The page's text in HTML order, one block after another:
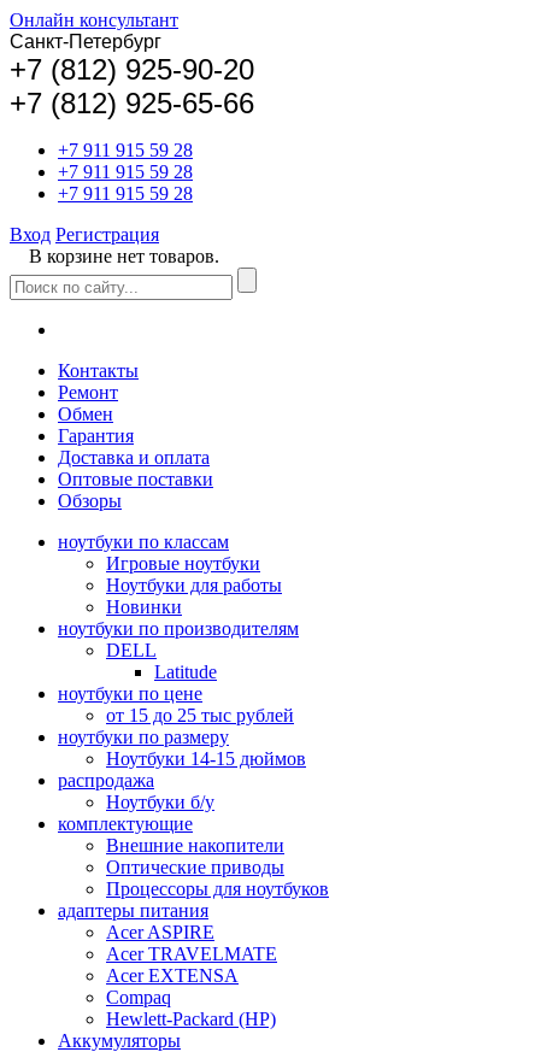
Онлайн консультант
Санкт-Петербург
+7 (812) 925-90-20
+7 (812) 925-65-66
+7 911 915 59 28
+7 911 915 59 28
+7 911 915 59 28
Вход Регистрация
В корзине нет товаров.
Контакты
Ремонт
Обмен
Гарантия
Доставка и оплата
Оптовые поставки
Обзоры
ноутбуки по классам
Игровые ноутбуки
Ноутбуки для работы
Новинки
ноутбуки по производителям
DELL
Latitude
ноутбуки по цене
от 15 до 25 тыс рублей
ноутбуки по размеру
Ноутбуки 14-15 дюймов
распродажа
Ноутбуки б/у
комплектующие
Внешние накопители
Оптические приводы
Процессоры для ноутбуков
адаптеры питания
Acer ASPIRE
Acer TRAVELMATE
Acer EXTENSA
Compaq
Hewlett-Packard (HP)
Аккумуляторы